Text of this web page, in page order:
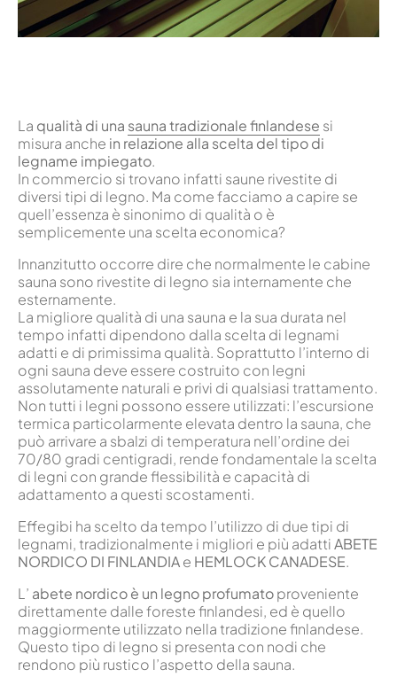
La qualità di una sauna tradizionale finlandese si
misura anche in relazione alla scelta del tipo di
legname impiegato.
In commercio si trovano infatti saune rivestite di
diversi tipi di legno. Ma come facciamo a capire se
quell’essenza è sinonimo di qualità o è
semplicemente una scelta economica?
Innanzitutto occorre dire che normalmente le cabine
sauna sono rivestite di legno sia internamente che
esternamente.
La migliore qualità di una sauna e la sua durata nel
tempo infatti dipendono dalla scelta di legnami
adatti e di primissima qualità. Soprattutto l’interno di
ogni sauna deve essere costruito con legni
assolutamente naturali e privi di qualsiasi trattamento.
Non tutti i legni possono essere utilizzati: l’escursione
termica particolarmente elevata dentro la sauna, che
può arrivare a sbalzi di temperatura nell’ordine dei
70/80 gradi centigradi, rende fondamentale la scelta
di legni con grande flessibilità e capacità di
adattamento a questi scostamenti.
Effegibi ha scelto da tempo l’utilizzo di due tipi di
legnami, tradizionalmente i migliori e più adattiABETE
NORDICO DI FINLANDIAe HEMLOCK CANADESE.
L’ abete nordico è un legno profumatoproveniente
direttamente dalle foreste finlandesi, ed è quello
maggiormente utilizzato nella tradizione finlandese.
Questo tipo di legno si presenta con nodi che
rendono più rustico l’aspetto della sauna.